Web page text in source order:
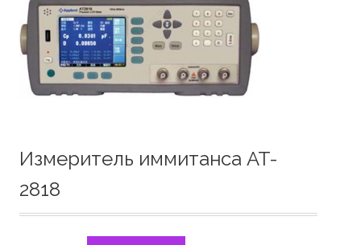
Измеритель иммитанса AT-
2818